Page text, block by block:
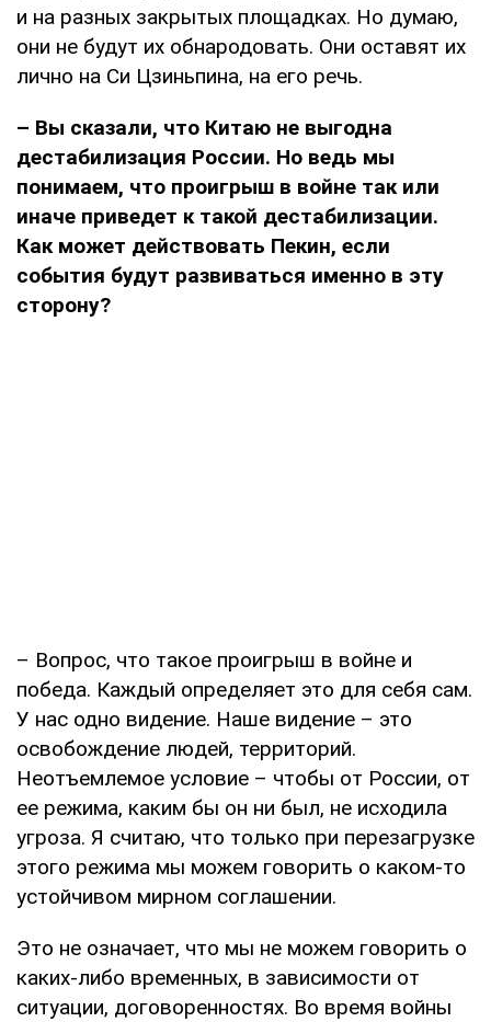
и на разных закрытых площадках. Но думаю,
они не будут их обнародовать. Они оставят их
лично на Си Цзиньпина, на его речь.
– Вы сказали, что Китаю не выгодна
дестабилизация России. Но ведь мы
понимаем, что проигрыш в войне так или
иначе приведет к такой дестабилизации.
Как может действовать Пекин, если
события будут развиваться именно в эту
сторону?
– Вопрос, что такое проигрыш в войне и
победа. Каждый определяет это для себя сам.
У нас одно видение. Наше видение – это
освобождение людей, территорий.
Неотъемлемое условие – чтобы от России, от
ее режима, каким бы он ни был, не исходила
угроза. Я считаю, что только при перезагрузке
этого режима мы можем говорить о каком-то
устойчивом мирном соглашении.
Это не означает, что мы не можем говорить о
каких-либо временных, в зависимости от
ситуации, договоренностях. Во время войны